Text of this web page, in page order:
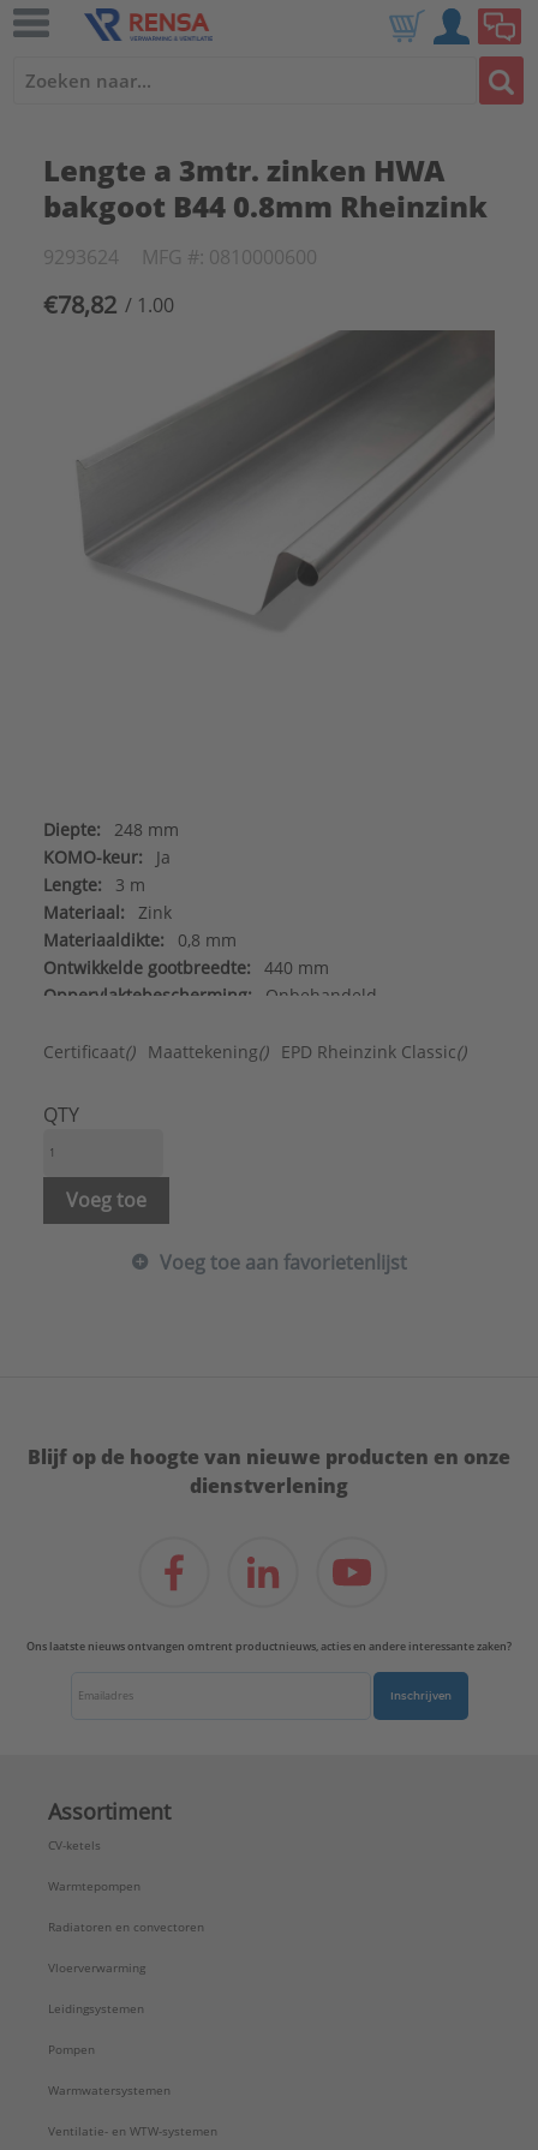
Lengte a 3mtr. zinken HWA
bakgoot B44 0.8mm Rheinzink
9293624 MFG #: 0810000600
€78,82 / 1.00
Diepte:
248 mm
KOMO-keur:
Ja
Lengte:
3 m
Materiaal:
Zink
Materiaaldikte:
0,8 mm
Ontwikkelde gootbreedte:
440 mm
Oppervlaktebescherming:
Onbehandeld
Merk:
Rheinzink
Serie:
Bodembreedte:
Breedte opening bovenaan:
Certificaat() Maattekening() EPD Rheinzink Classic()
QTY
Voeg toe
Voeg toe aan favorietenlijst
Blijf op de hoogte van nieuwe producten en onze
dienstverlening
Ons laatste nieuws ontvangen omtrent productnieuws, acties en andere interessante zaken?
Inschrijven
Assortiment
CV-ketels
Warmtepompen
Radiatoren en convectoren
Vloerverwarming
Leidingsystemen
Pompen
Warmwatersystemen
Ventilatie- en WTW-systemen